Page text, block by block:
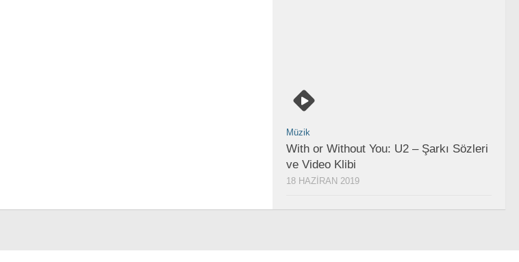
Müzik
With or Without You: U2 – Şarkı Sözleri
ve Video Klibi
18 HAZIRAN 2019